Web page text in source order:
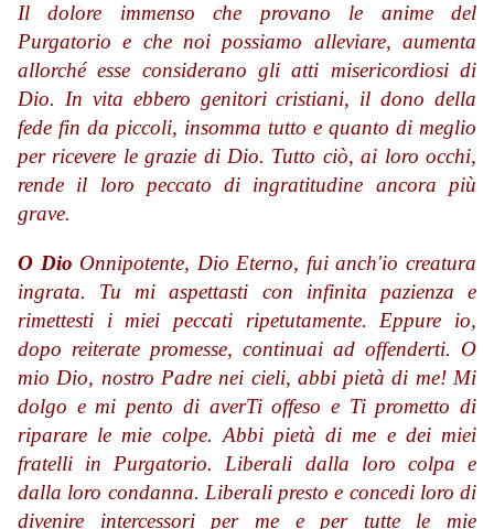
Il dolore immenso che provano le anime del
Purgatorio e che noi possiamo alleviare, aumenta
allorché esse considerano gli atti misericordiosi di
Dio. In vita ebbero genitori cristiani, il dono della
fede fin da piccoli, insomma tutto e quanto di meglio
per ricevere le grazie di Dio. Tutto ciò, ai loro occhi,
rende il loro peccato di ingratitudine ancora più
grave.
O Dio Onnipotente, Dio Eterno, fui anch'io creatura
ingrata. Tu mi aspettasti con infinita pazienza e
rimettesti i miei peccati ripetutamente. Eppure io,
dopo reiterate promesse, continuai ad offenderti. O
mio Dio, nostro Padre nei cieli, abbi pietà di me! Mi
dolgo e mi pento di averTi offeso e Ti prometto di
riparare le mie colpe. Abbi pietà di me e dei miei
fratelli in Purgatorio. Liberali dalla loro colpa e
dalla loro condanna. Liberali presto e concedi loro di
divenire intercessori per me e per tutte le mie